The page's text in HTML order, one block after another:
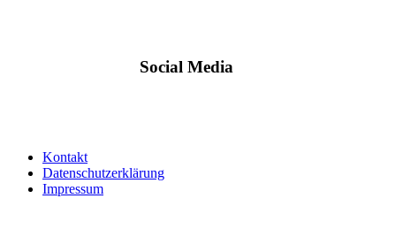
Social Media
Kontakt
Datenschutzerklärung
Impressum